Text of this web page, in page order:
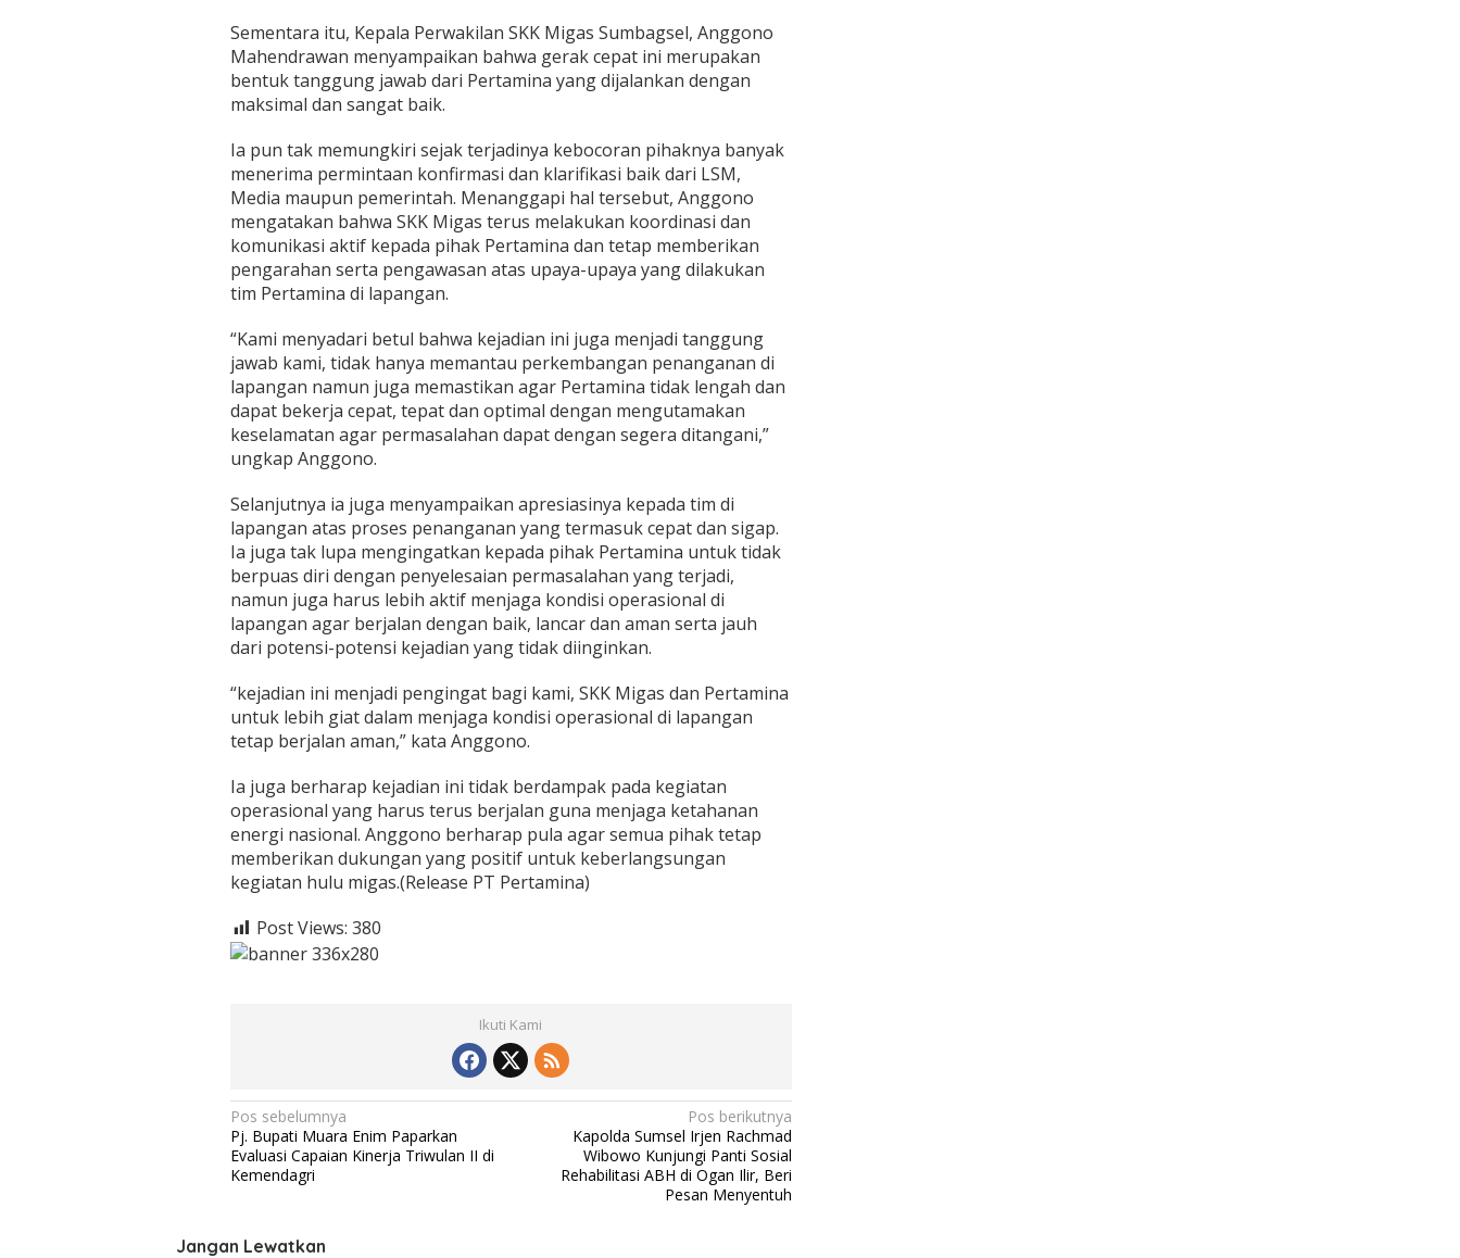
Sementara itu, Kepala Perwakilan SKK Migas Sumbagsel, Anggono
Mahendrawan menyampaikan bahwa gerak cepat ini merupakan
bentuk tanggung jawab dari Pertamina yang dijalankan dengan
maksimal dan sangat baik.
Ia pun tak memungkiri sejak terjadinya kebocoran pihaknya banyak
menerima permintaan konfirmasi dan klarifikasi baik dari LSM,
Media maupun pemerintah. Menanggapi hal tersebut, Anggono
mengatakan bahwa SKK Migas terus melakukan koordinasi dan
komunikasi aktif kepada pihak Pertamina dan tetap memberikan
pengarahan serta pengawasan atas upaya-upaya yang dilakukan
tim Pertamina di lapangan.
“Kami menyadari betul bahwa kejadian ini juga menjadi tanggung
jawab kami, tidak hanya memantau perkembangan penanganan di
lapangan namun juga memastikan agar Pertamina tidak lengah dan
dapat bekerja cepat, tepat dan optimal dengan mengutamakan
keselamatan agar permasalahan dapat dengan segera ditangani,”
ungkap Anggono.
Selanjutnya ia juga menyampaikan apresiasinya kepada tim di
lapangan atas proses penanganan yang termasuk cepat dan sigap.
Ia juga tak lupa mengingatkan kepada pihak Pertamina untuk tidak
berpuas diri dengan penyelesaian permasalahan yang terjadi,
namun juga harus lebih aktif menjaga kondisi operasional di
lapangan agar berjalan dengan baik, lancar dan aman serta jauh
dari potensi-potensi kejadian yang tidak diinginkan.
“kejadian ini menjadi pengingat bagi kami, SKK Migas dan Pertamina
untuk lebih giat dalam menjaga kondisi operasional di lapangan
tetap berjalan aman,” kata Anggono.
Ia juga berharap kejadian ini tidak berdampak pada kegiatan
operasional yang harus terus berjalan guna menjaga ketahanan
energi nasional. Anggono berharap pula agar semua pihak tetap
memberikan dukungan yang positif untuk keberlangsungan
kegiatan hulu migas.(Release PT Pertamina)
Post Views: 380
Ikuti Kami
N
a
v
g
Pos sebelumnya
Pj. Bupati Muara Enim Paparkan
Evaluasi Capaian Kinerja Triwulan II di
Kemendagri
Pos berikutnya
Kapolda Sumsel Irjen Rachmad
Wibowo Kunjungi Panti Sosial
Rehabilitasi ABH di Ogan Ilir, Beri
Pesan Menyentuh
Jangan Lewatkan